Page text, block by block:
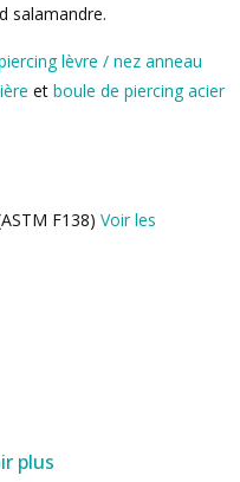
salamandre.
lèvre / nez anneau
et boule de piercing acier
F138) Voir les
plus